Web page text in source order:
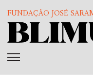
FUNDAÇÃO JOSÉ